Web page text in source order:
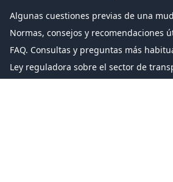
Algunas cuestiones previas de una
Normas, consejos y recomendaciones
FAQ. Consultas y preguntas más
Ley reguladora sobre el sector de